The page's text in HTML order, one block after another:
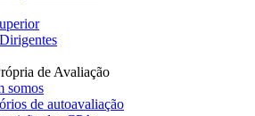
de Avaliação
somos
de autoavaliação